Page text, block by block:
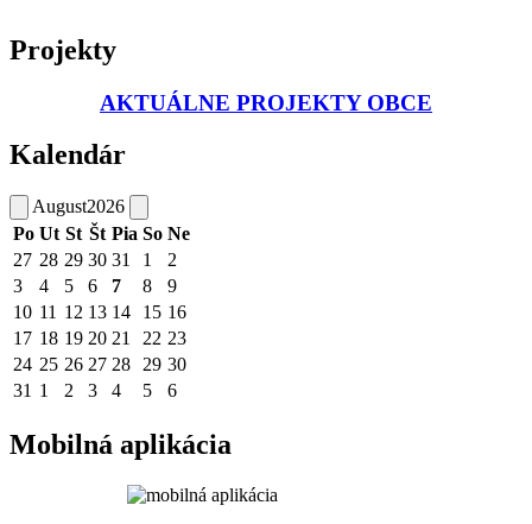
Projekty
AKTUÁLNE PROJEKTY OBCE
Kalendár
August2026
Po Ut St Št Pia So Ne
27 28 29 30 31 1
2
3
4 5 6 7 8
9
10 11 12 13 14 15 16
17 18 19 20 21 22 23
24 25 26 27 28 29 30
31 1 2 3 4 5 6
Mobilná aplikácia